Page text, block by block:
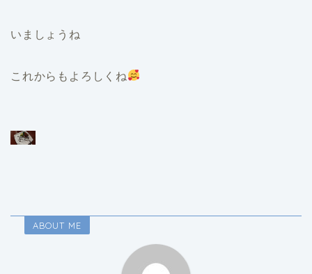
いましょうね
これからもよろしくね
ABOUT ME